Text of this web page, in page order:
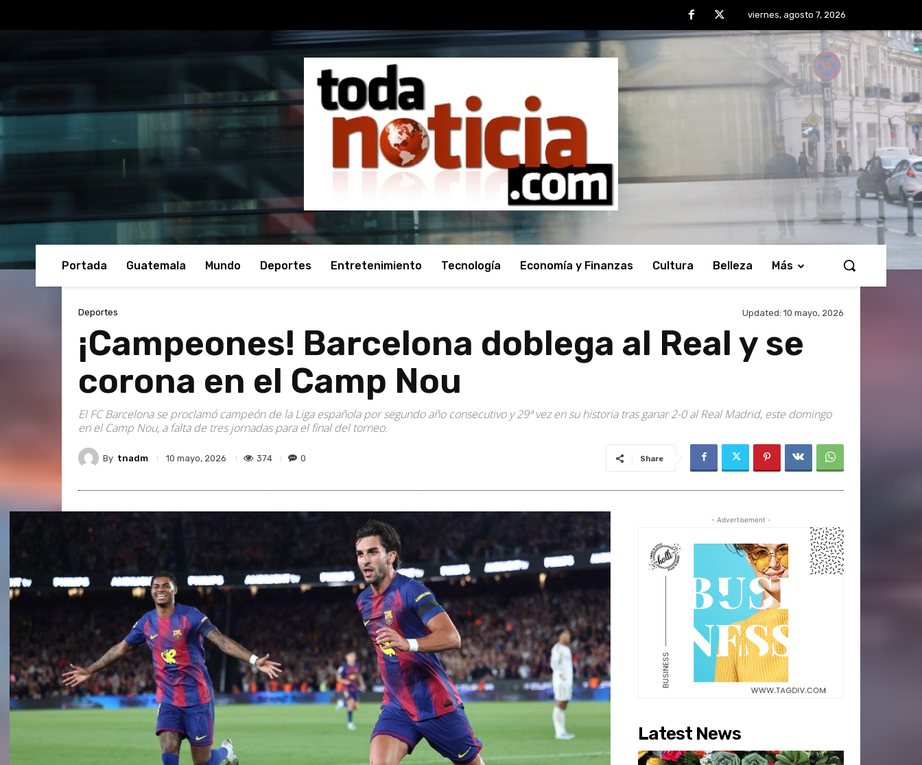
viernes, agosto 7, 2026
Portada Guatemala Mundo Deportes Entretenimiento Tecnología Economía y Finanzas Cultura Belleza Más
Deportes Updated: 10 mayo, 2026
¡Campeones! Barcelona doblega al Real y se
corona en el Camp Nou
El FC Barcelona se proclamó campeón de la Liga española por segundo año consecutivo y 29ª vez en su historia tras ganar 2-0 al Real Madrid, este domingo
en el Camp Nou, a falta de tres jornadas para el final del torneo.
By tnadm 10 mayo, 2026 374 0 Share
- Advertisement -
Latest News